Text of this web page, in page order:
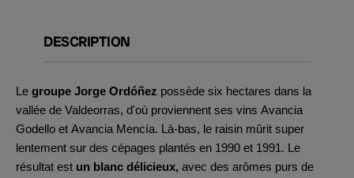
DESCRIPTION
Le groupe Jorge Ordóñez possède six hectares dans la
vallée de Valdeorras, d'où proviennent ses vins Avancia
Godello et Avancia Mencía. Là-bas, le raisin mûrit super
lentement sur des cépages plantés en 1990 et 1991. Le
résultat est un blanc délicieux, avec des arômes purs de